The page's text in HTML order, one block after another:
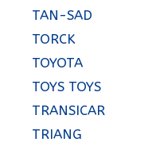
TAN-SAD
TORCK
TOYOTA
TOYS TOYS
TRANSICAR
TRIANG